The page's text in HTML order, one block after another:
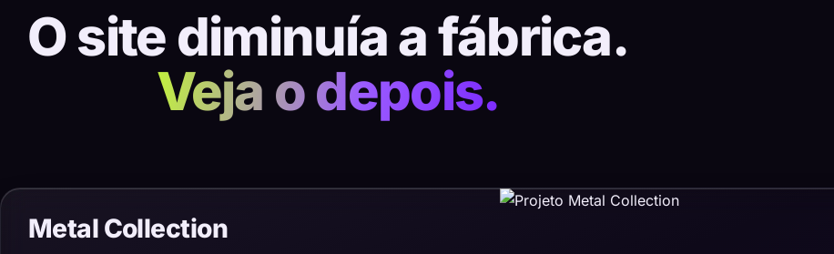
O site diminuía a fábrica.
Veja o depois.
Metal Collection